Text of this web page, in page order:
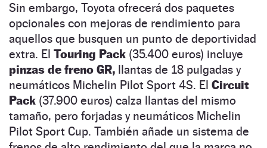
Sin embargo, Toyota ofrecerá dos paquetes
opcionales con mejoras de rendimiento para
aquellos que busquen un punto de deportividad
extra. El Touring Pack (35.400 euros) incluye
pinzas de freno GR, llantas de 18 pulgadas y
neumáticos Michelin Pilot Sport 4S. El Circuit
Pack (37.900 euros) calza llantas del mismo
tamaño, pero forjadas y neumáticos Michelin
Pilot Sport Cup. También añade un sistema de